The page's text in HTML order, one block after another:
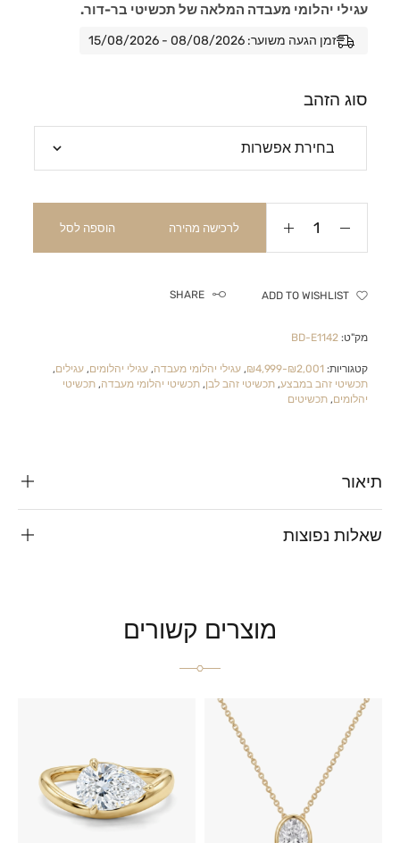
עגילי יהלומי מעבדה המלאה של תכשיטי בר-דור.
זמן הגעה משוער: 08/08/2026 - 15/08/2026
סוג הזהב
לרכישה מהירה הוספה לסל
ADD TO WISHLIST
SHARE
מק"ט:BD-E1142
קטגוריות: ₪2,001-₪4,999
,עגילי יהלומי מעבדה,עגילי יהלומים,עגילים,
תכשיטי זהב במבצע,תכשיטי זהב לבן,תכשיטי יהלומי מעבדה,תכשיטי
יהלומים,תכשיטים
תיאור
שאלות נפוצות
מוצרים קשורים